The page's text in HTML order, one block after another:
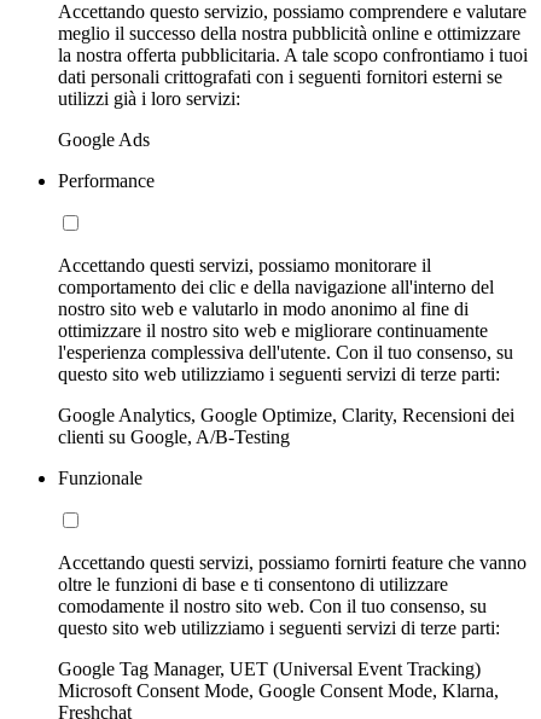
Accettando questo servizio, possiamo comprendere e valutare
meglio il successo della nostra pubblicità online e ottimizzare
la nostra offerta pubblicitaria. A tale scopo confrontiamo i tuoi
dati personali crittografati con i seguenti fornitori esterni se
utilizzi già i loro servizi:
Google Ads
Performance
Accettando questi servizi, possiamo monitorare il
comportamento dei clic e della navigazione all'interno del
nostro sito web e valutarlo in modo anonimo al fine di
ottimizzare il nostro sito web e migliorare continuamente
l'esperienza complessiva dell'utente. Con il tuo consenso, su
questo sito web utilizziamo i seguenti servizi di terze parti:
Google Analytics, Google Optimize, Clarity, Recensioni dei
clienti su Google, A/B-Testing
Funzionale
Accettando questi servizi, possiamo fornirti feature che vanno
oltre le funzioni di base e ti consentono di utilizzare
comodamente il nostro sito web. Con il tuo consenso, su
questo sito web utilizziamo i seguenti servizi di terze parti:
Google Tag Manager, UET (Universal Event Tracking)
Microsoft Consent Mode, Google Consent Mode, Klarna,
Freshchat